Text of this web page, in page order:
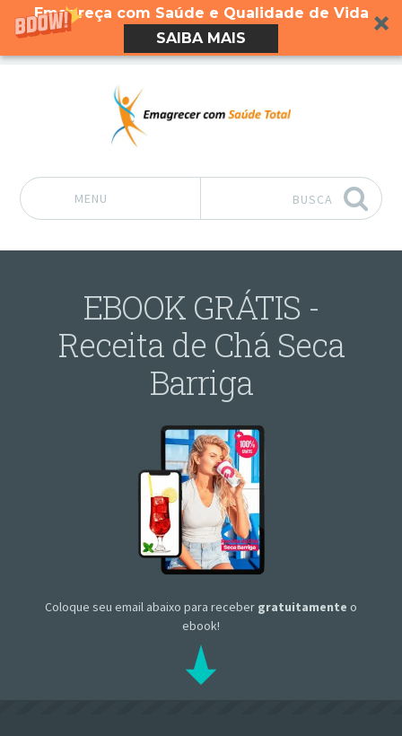
Emagreça com Saúde e Qualidade de Vida
SAIBA MAIS
MENU BUSCA
EBOOK GRÁTIS -
Receita de Chá Seca
Barriga
Coloque seu email abaixo para receber gratuitamente o
ebook!